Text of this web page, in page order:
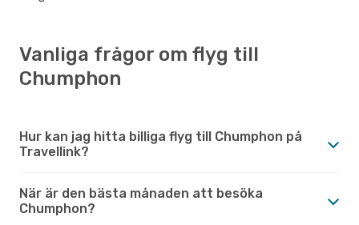
Vanliga frågor om flyg till
Chumphon
Hur kan jag hitta billiga flyg till Chumphon på
Travellink?
När är den bästa månaden att besöka
Chumphon?